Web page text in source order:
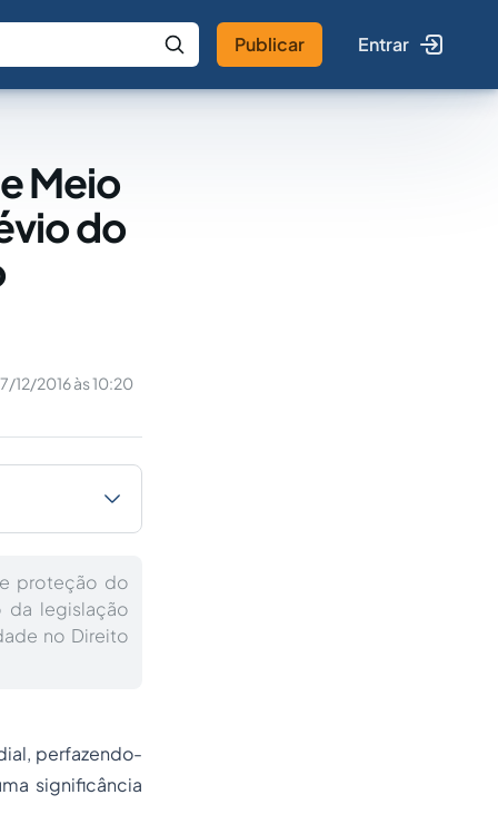
IA Buscar no Jus
Publicar Entrar
Meio
do
12/2016 às 10:20
proteção do
da legislação
no Direito
perfazendo-
significância